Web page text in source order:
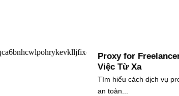
Proxy for
Việc Từ Xa
Tìm hiểu cách dịch vụ
an toàn...